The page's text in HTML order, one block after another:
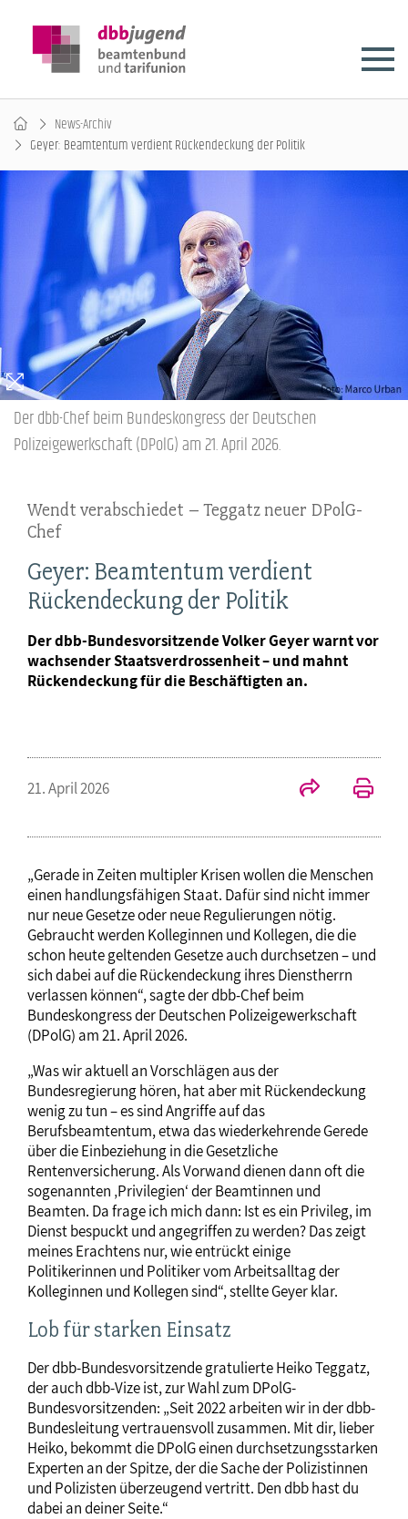
News-Archiv
Geyer: Beamtentum verdient Rückendeckung der Politik
Der dbb-Chef beim Bundeskongress der Deutschen
Polizeigewerkschaft (DPolG) am 21. April 2026.
Wendt verabschiedet – Teggatz neuer DPolG-
Chef
Geyer: Beamtentum verdient
Rückendeckung der Politik
Der dbb-Bundesvorsitzende Volker Geyer warnt vor
wachsender Staatsverdrossenheit – und mahnt
Rückendeckung für die Beschäftigten an.
21. April 2026
„Gerade in Zeiten multipler Krisen wollen die Menschen
einen handlungsfähigen Staat. Dafür sind nicht immer
nur neue Gesetze oder neue Regulierungen nötig.
Gebraucht werden Kolleginnen und Kollegen, die die
schon heute geltenden Gesetze auch durchsetzen – und
sich dabei auf die Rückendeckung ihres Dienstherrn
verlassen können“, sagte der dbb-Chef beim
Bundeskongress der Deutschen Polizeigewerkschaft
(DPolG) am 21. April 2026.
„Was wir aktuell an Vorschlägen aus der
Bundesregierung hören, hat aber mit Rückendeckung
wenig zu tun – es sind Angriffe auf das
Berufsbeamtentum, etwa das wiederkehrende Gerede
über die Einbeziehung in die Gesetzliche
Rentenversicherung. Als Vorwand dienen dann oft die
sogenannten ‚Privilegien‘ der Beamtinnen und
Beamten. Da frage ich mich dann: Ist es ein Privileg, im
Dienst bespuckt und angegriffen zu werden? Das zeigt
meines Erachtens nur, wie entrückt einige
Politikerinnen und Politiker vom Arbeitsalltag der
Kolleginnen und Kollegen sind“, stellte Geyer klar.
Lob für starken Einsatz
Der dbb-Bundesvorsitzende gratulierte Heiko Teggatz,
der auch dbb-Vize ist, zur Wahl zum DPolG-
Bundesvorsitzenden: „Seit 2022 arbeiten wir in der dbb-
Bundesleitung vertrauensvoll zusammen. Mit dir, lieber
Heiko, bekommt die DPolG einen durchsetzungsstarken
Experten an der Spitze, der die Sache der Polizistinnen
und Polizisten überzeugend vertritt. Den dbb hast du
dabei an deiner Seite.“